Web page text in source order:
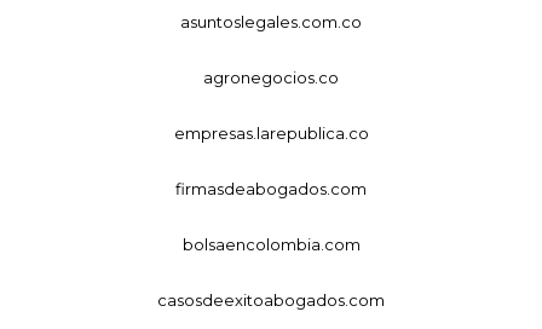
asuntoslegales.com.co
agronegocios.co
empresas.larepublica.co
firmasdeabogados.com
bolsaencolombia.com
casosdeexitoabogados.com